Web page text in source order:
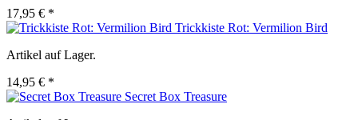
17,95 € *
Trickkiste Rot: Vermilion Bird
Artikel auf Lager.
14,95 € *
Secret Box Treasure